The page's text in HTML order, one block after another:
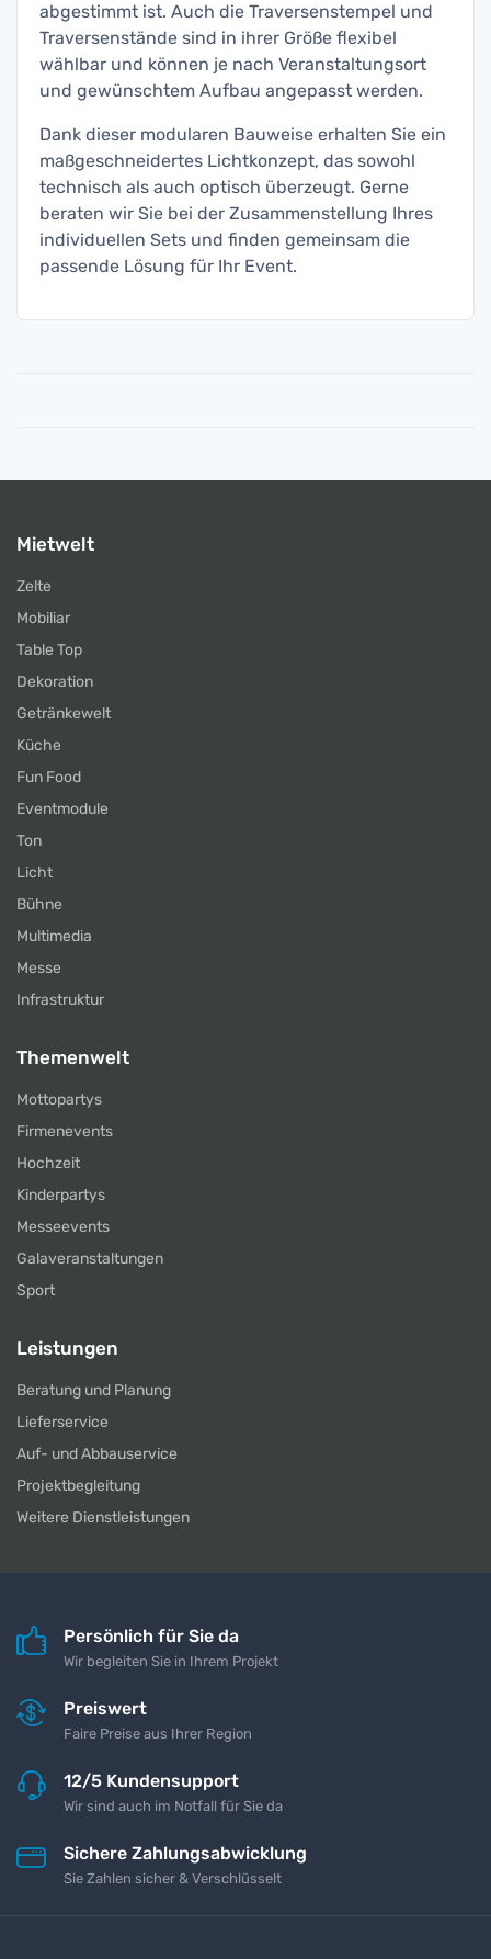
abgestimmt ist. Auch die Traversenstempel und
Traversenstände sind in ihrer Größe flexibel
wählbar und können je nach Veranstaltungsort
und gewünschtem Aufbau angepasst werden.
Dank dieser modularen Bauweise erhalten Sie ein
maßgeschneidertes Lichtkonzept, das sowohl
technisch als auch optisch überzeugt. Gerne
beraten wir Sie bei der Zusammenstellung Ihres
individuellen Sets und finden gemeinsam die
passende Lösung für Ihr Event.
Mietwelt
Zelte
Mobiliar
Table Top
Dekoration
Getränkewelt
Küche
Fun Food
Eventmodule
Ton
Licht
Bühne
Multimedia
Messe
Infrastruktur
Themenwelt
Mottopartys
Firmenevents
Hochzeit
Kinderpartys
Messeevents
Galaveranstaltungen
Sport
Leistungen
Beratung und Planung
Lieferservice
Auf- und Abbauservice
Projektbegleitung
Weitere Dienstleistungen
Persönlich für Sie da
Wir begleiten Sie in Ihrem Projekt
Preiswert
Faire Preise aus Ihrer Region
12/5 Kundensupport
Wir sind auch im Notfall für Sie da
Sichere Zahlungsabwicklung
Sie Zahlen sicher & Verschlüsselt